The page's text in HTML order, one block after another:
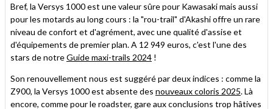
Bref, la Versys 1000 est une valeur sûre pour Kawasaki mais aussi
pour les motards au long cours : la "rou-trail" d'Akashi offre un rare
niveau de confort et d'agrément, avec une qualité d'assise et
d'équipements de premier plan. A 12 949 euros, c'est l'une des
stars de notreGuide maxi-trails 2024 !
Son renouvellement nous est suggéré par deux indices : comme la
Z900, la Versys 1000 est absente des nouveaux coloris 2025. Là
encore, comme pour le roadster, gare aux conclusions trop hâtives